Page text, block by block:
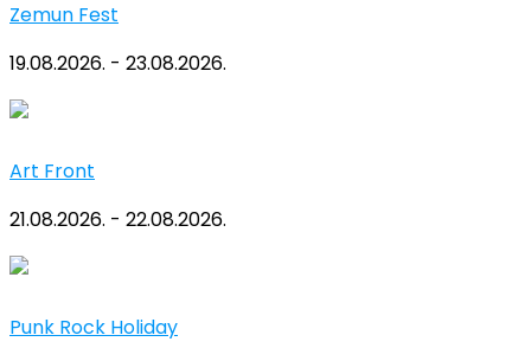
Zemun Fest
19.08.2026. - 23.08.2026.
Art Front
21.08.2026. - 22.08.2026.
Punk Rock Holiday